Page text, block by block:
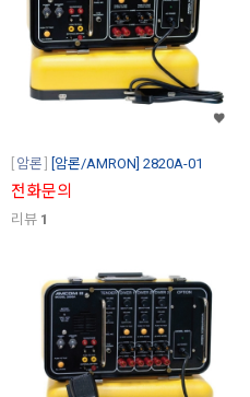
암론 [암론/AMRON] 2820A-01
전화문의
리뷰 1